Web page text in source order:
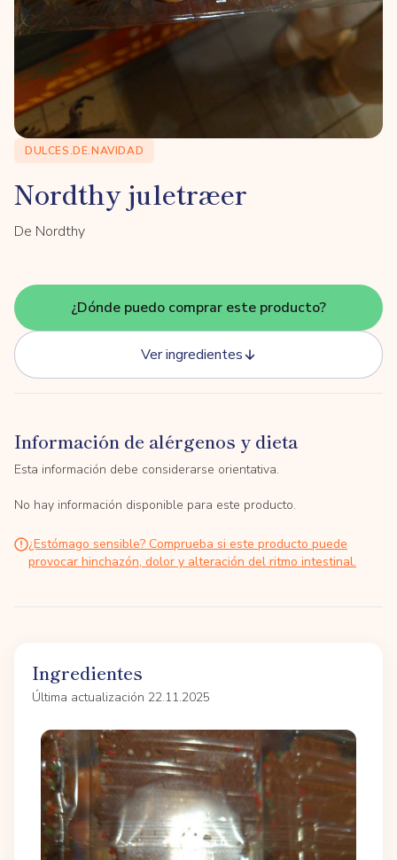
DULCES.DE.NAVIDAD
Nordthy juletræer
De Nordthy
¿Dónde puedo comprar este producto?
Ver ingredientes
Información de alérgenos y dieta
Esta información debe considerarse orientativa.
No hay información disponible para este producto.
¿Estómago sensible? Comprueba si este producto puede
provocar hinchazón, dolor y alteración del ritmo intestinal.
Ingredientes
Última actualización 22.11.2025